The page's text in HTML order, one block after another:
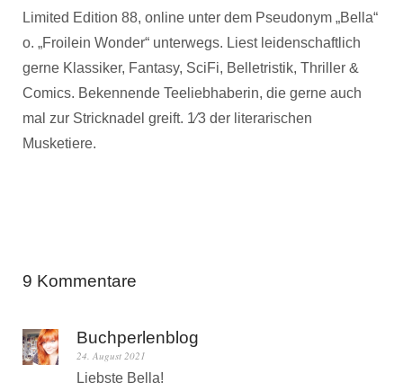
Limited Edition 88, online unter dem Pseudonym „Bella“
o. „Froilein Wonder“ unterwegs. Liest leidenschaftlich
gerne Klassiker, Fantasy, SciFi, Belletristik, Thriller &
Comics. Bekennende Teeliebhaberin, die gerne auch
mal zur Stricknadel greift. 1⁄3 der literarischen
Musketiere.
9 Kommentare
Buchperlenblog
24. August 2021
Liebste Bella!